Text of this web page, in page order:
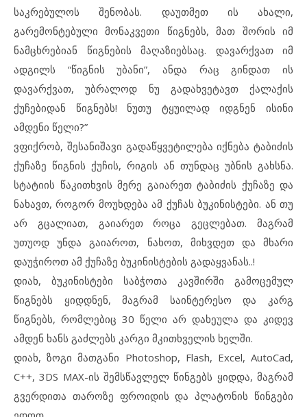
საკრებულოს შენობას. დაუთმეთ ის ახალი,
გარემონტებული მონაკვეთი წიგნებს, მათ შორის იმ
ნამცხრებიან წიგნების მაღაზიებსაც. დავარქვათ იმ
ადგილს “წიგნის უბანი”, ანდა რაც გინდათ ის
დავარქვათ, უბრალოდ ნუ გადახვეტავთ ქალაქის
ქუჩებიდან წიგნებს! ნუთუ ტყუილად იდგნენ ისინი
ამდენი წელი?”
ვფიქრობ, შესანიშავი გადაწყვეტილება იქნება ტაბიძის
ქუჩაზე წიგნის ქუჩის, რიგის ან თუნდაც უბნის გახსნა.
სტატიის წაკითხვის მერე გაიარეთ ტაბიძის ქუჩაზე და
ნახავთ, როგორ მოუხდება ამ ქუჩას ბუკინისტები. ან თუ
არ გცალიათ, გაიარეთ როცა გეცლებათ. მაგრამ
უთუოდ უნდა გაიაროთ, ნახოთ, მიხვდეთ და მხარი
დაუჭიროთ ამ ქუჩაზე ბუკინისტების გადაყვანას..!
დიახ, ბუკინისტები საბჭოთა კავშირში გამოცემულ
წიგნებს ყიდდნენ, მაგრამ საინტერესო და კარგ
წიგნებს, რომლებიც 30 წელი არ დახეულა და კიდევ
ამდენ ხანს გაძლებს კარგი მკითხველის ხელში.
დიახ, ზოგი მათგანი Photoshop, Flash, Excel, AutoCad,
C++, 3DS MAX-ის შემსწავლელ წინგებს ყიდდა, მაგრამ
გვერდითა თაროზე ფროიდის და პლატონის წინგები